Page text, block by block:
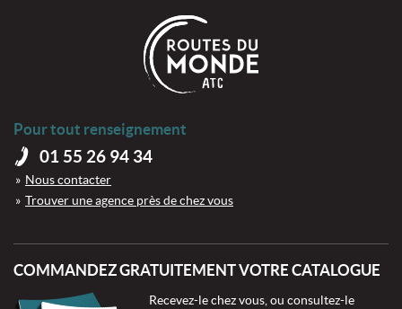
Pour tout renseignement
01 55 26 94 34
Nous contacter
Trouver une agence près de chez vous
COMMANDEZ GRATUITEMENT VOTRE CATALOGUE
Recevez-le chez vous, ou consultez-le